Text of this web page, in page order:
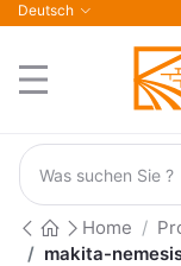
Deutsch
Home
makita-